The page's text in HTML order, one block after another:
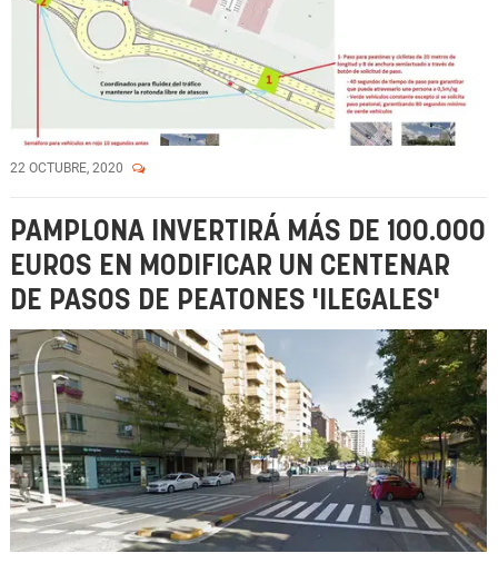
22 OCTUBRE, 2020
PAMPLONA INVERTIRÁ MÁS DE 100.000
EUROS EN MODIFICAR UN CENTENAR
DE PASOS DE PEATONES 'ILEGALES'